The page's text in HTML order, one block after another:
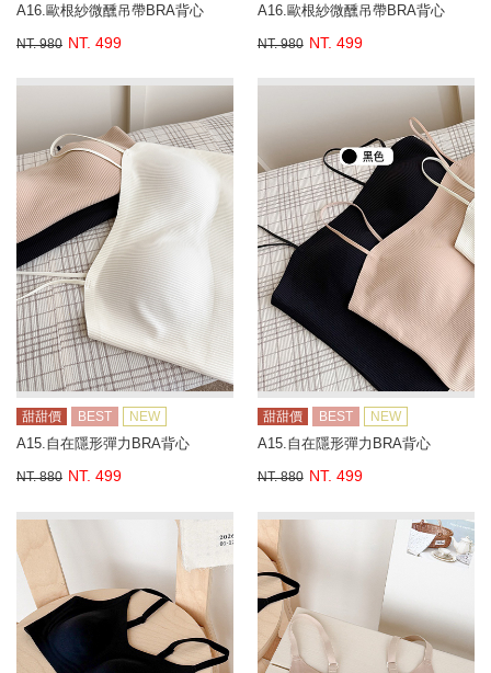
A16.歐根紗微醺吊帶BRA背心
NT. 980 NT. 499
A16.歐根紗微醺吊帶BRA背心
NT. 980 NT. 499
甜甜價 BEST NEW
A15.自在隱形彈力BRA背心
NT. 880 NT. 499
甜甜價 BEST NEW
A15.自在隱形彈力BRA背心
NT. 880 NT. 499